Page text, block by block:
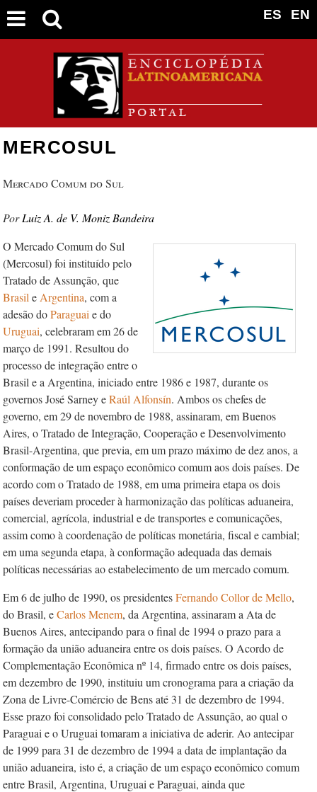
EN
ES
MERCOSUL
Mercado Comum do Sul
Luiz A. de V. Moniz Bandeira
O Mercado Comum do Sul
(Mercosul) foi instituído pelo
Tratado de Assunção, que
Brasil e Argentina, com a
adesão doParaguai e do
Uruguai, celebraram em 26 de
março de 1991. Resultou do
processo de integração entre o
Brasil e a Argentina, iniciado entre 1986 e 1987, durante os
governos José Sarney eRaúl Alfonsín. Ambos os chefes de
governo, em 29 de novembro de 1988, assinaram, em Buenos
Aires, o Tratado de Integração, Cooperação e Desenvolvimento
Brasil-Argentina, que previa, em um prazo máximo de dez anos, a
conformação de um espaço econômico comum aos dois países. De
acordo com o Tratado de 1988, em uma primeira etapa os dois
países deveriam proceder à harmonização das políticas aduaneira,
comercial, agrícola, industrial e de transportes e comunicações,
assim como à coordenação de políticas monetária, fiscal e cambial;
em uma segunda etapa, à conformação adequada das demais
políticas necessárias ao estabelecimento de um mercado comum.
Em 6 de julho de 1990, os presidentesFernando Collor de Mello,
do Brasil, eCarlos Menem, da Argentina, assinaram a Ata de
Buenos Aires, antecipando para o final de 1994 o prazo para a
formação da união aduaneira entre os dois países. O Acordo de
Complementação Econômica nº 14, firmado entre os dois países,
em dezembro de 1990, instituiu um cronograma para a criação da
Zona de Livre-Comércio de Bens até 31 de dezembro de 1994.
Esse prazo foi consolidado pelo Tratado de Assunção, ao qual o
Paraguai e o Uruguai tomaram a iniciativa de aderir. Ao antecipar
de 1999 para 31 de dezembro de 1994 a data de implantação da
união aduaneira, isto é, a criação de um espaço econômico comum
entre Brasil, Argentina, Uruguai e Paraguai, ainda que